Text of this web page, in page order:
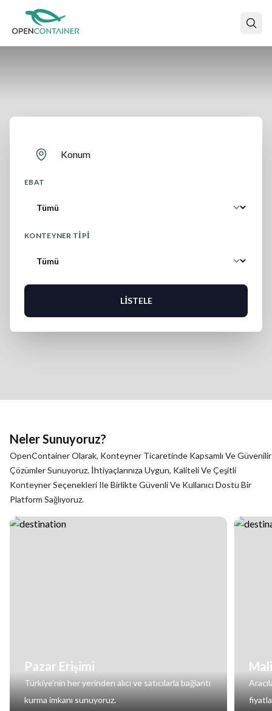
Konum
EBAT
KONTEYNER TIPI
LISTELE
Neler Sunuyoruz?
OpenContainer Olarak, Konteyner Ticaretinde Kapsamlı Ve Güvenilir
Çözümler Sunuyoruz. İhtiyaçlarınıza Uygun, Kaliteli Ve Çeşitli
Konteyner Seçenekleri Ile Birlikte Güvenli Ve Kullanıcı Dostu Bir
Platform Sağlıyoruz.
Pazar Erişimi
Türkiye'nin her yerinden alıcı ve satıcılarla bağlantı
kurma imkanı sunuyoruz.